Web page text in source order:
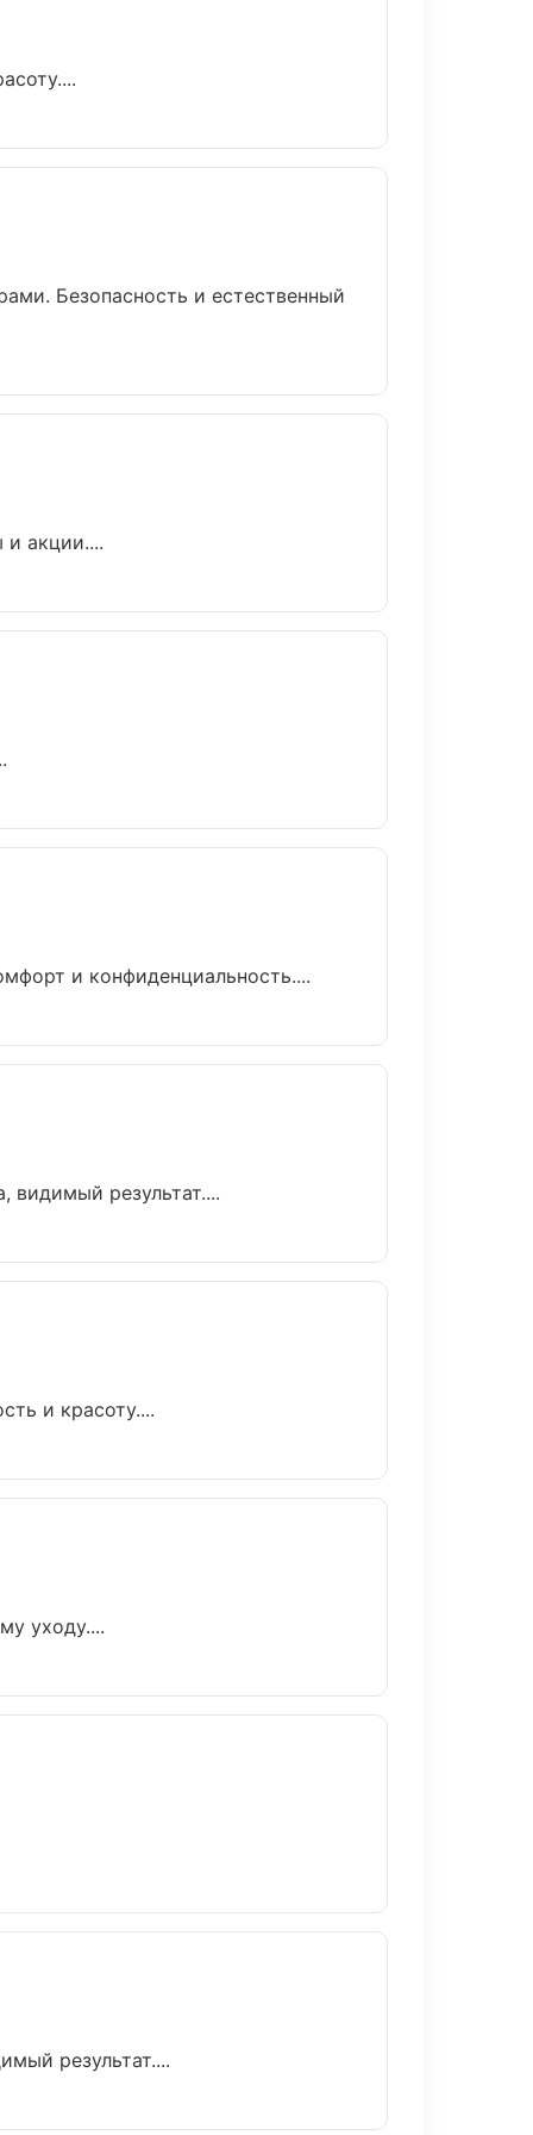
Безопасность и естественный
и акции....
и конфиденциальность....
видимый результат....
и красоту....
уходу....
результат....